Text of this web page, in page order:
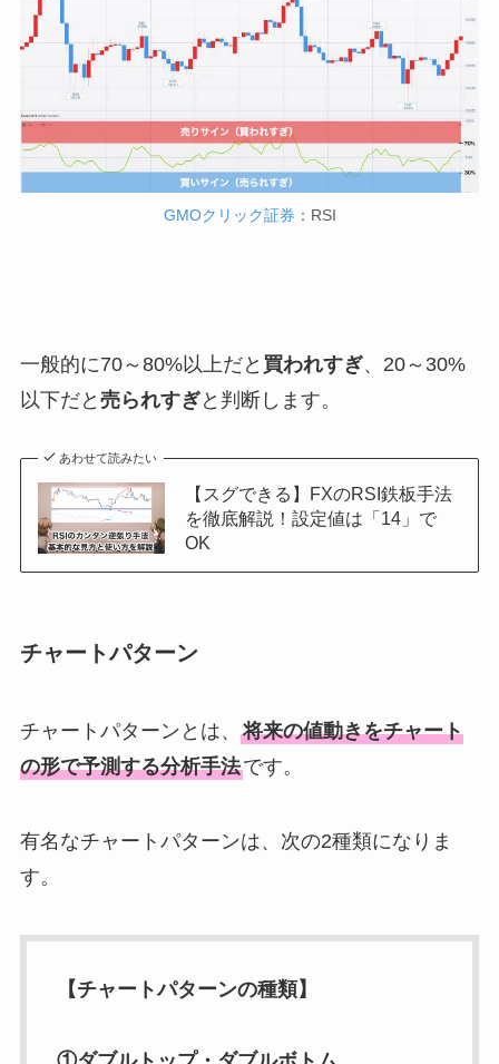
GMOクリック証券 ：RSI
一般的に70～80%以上だと 買われすぎ、20～30%
以下だと 売られすぎと判断します。
あわせて読みたい
【スグできる】FXのRSI鉄板手法
を徹底解説！設定値は「14」で
OK
チャートパターン
チャートパターンとは、 将来の値動きをチャート
の形で予測する分析手法です。
有名なチャートパターンは、次の2種類になりま
す。
【チャートパターンの種類】